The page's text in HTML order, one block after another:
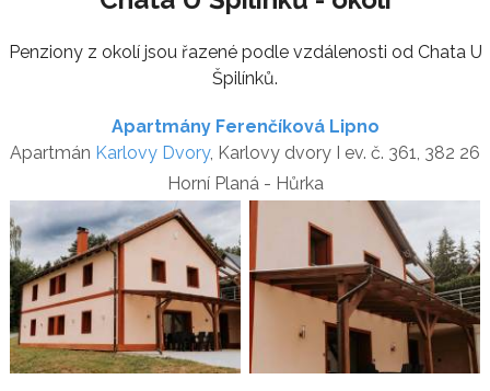
Penziony z okolí jsou řazené podle vzdálenosti od Chata U
Špilínků.
Apartmány Ferenčíková Lipno
Apartmán Karlovy Dvory, Karlovy dvory I ev. č. 361, 382 26
Horní Planá - Hůrka